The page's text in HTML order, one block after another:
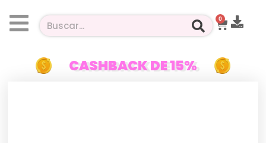
0
CASHBACK DE 15%